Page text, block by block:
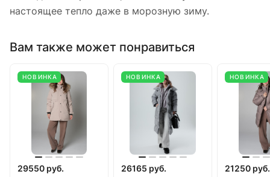
настоящее тепло даже в морозную зиму.
Вам также может понравиться
НОВИНКА
29550 руб.
НОВИНКА
26165 руб.
НОВИНКА
21250 руб.